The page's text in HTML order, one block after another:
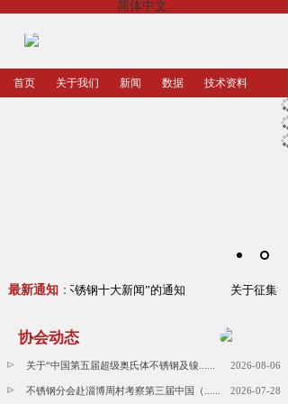
简体中文
首页 关于我们 新闻 数据 技术资料
最新通知 ：
年中国不锈钢十大新闻”的通知 关于征集
协会动态
关于“中国第五届超级奥氏体不锈钢及镍...... 2026-08-06
不锈钢分会赴淄博周村考察第三届中国（...... 2026-07-28